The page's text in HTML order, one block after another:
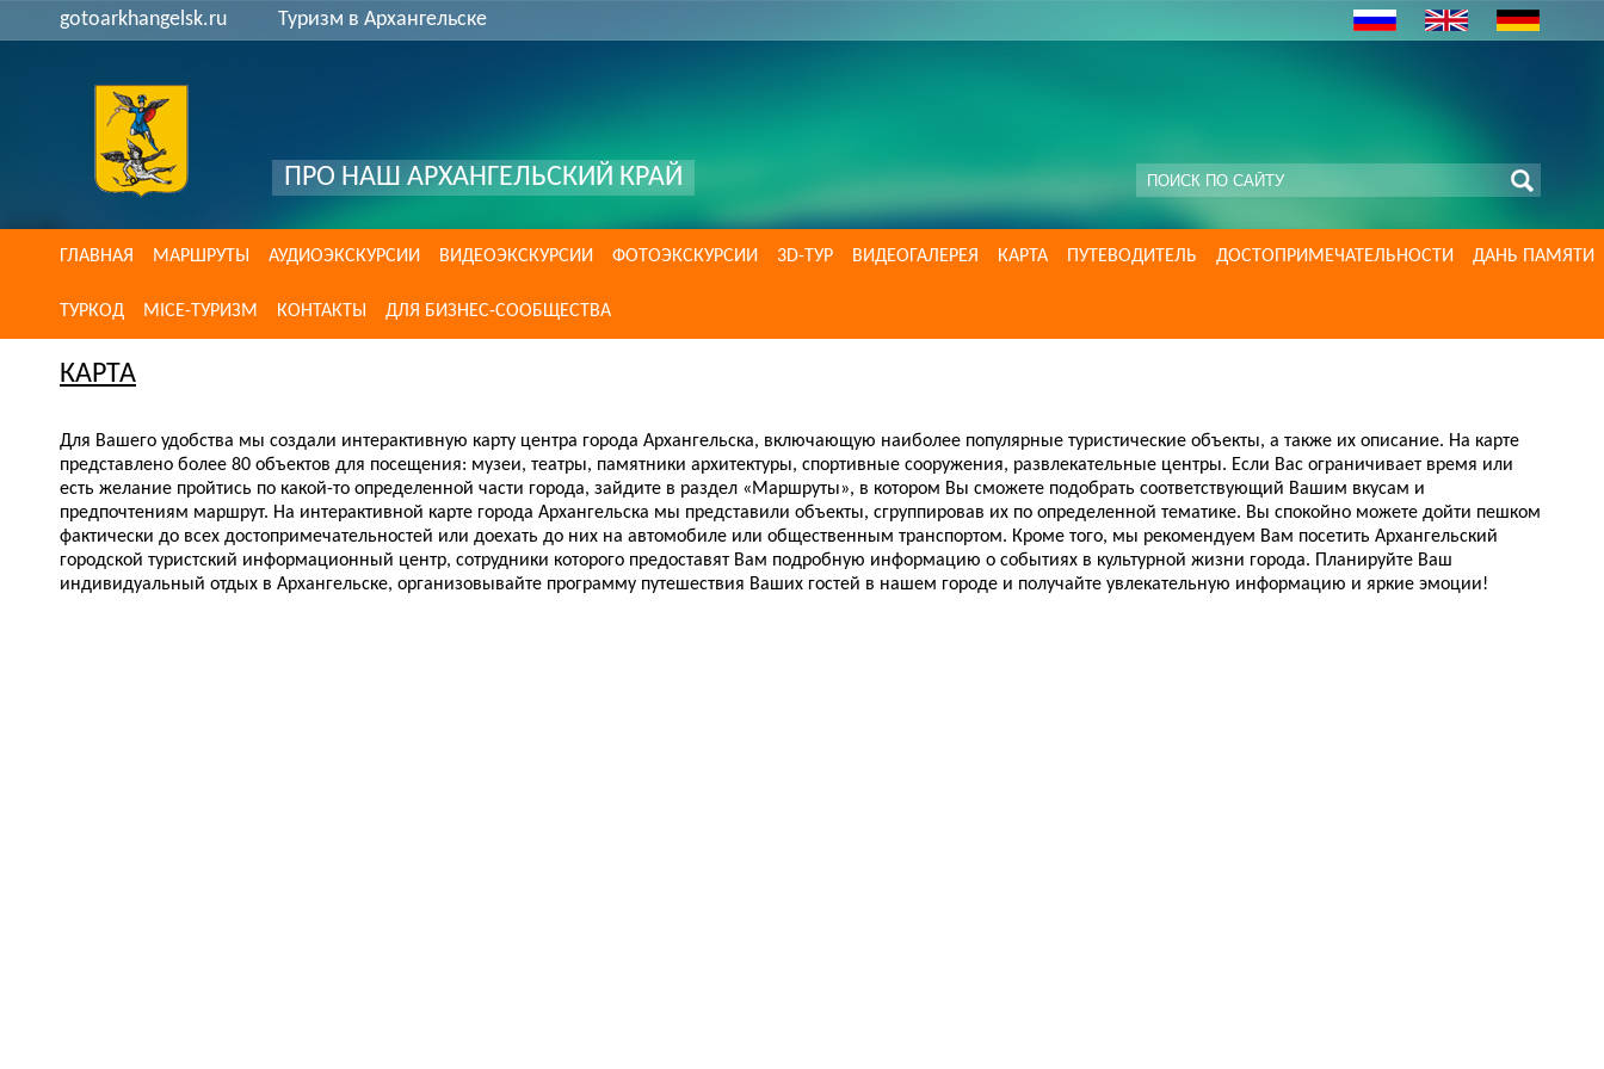
gotoarkhangelsk.ru Туризм в Архангельске
ПРО НАШ АРХАНГЕЛЬСКИЙ КРАЙ
ГЛАВНАЯ МАРШРУТЫ АУДИОЭКСКУРСИИ ВИДЕОЭКСКУРСИИ ФОТОЭКСКУРСИИ 3D-ТУР ВИДЕОГАЛЕРЕЯ КАРТА ПУТЕВОДИТЕЛЬ ДОСТОПРИМЕЧАТЕЛЬНОСТИ ДАНЬ ПАМЯТИ
ТУРКОД MICE-ТУРИЗМ КОНТАКТЫ ДЛЯ БИЗНЕС-СООБЩЕСТВА
КАРТА
Для Вашего удобства мы создали интерактивную карту центра города Архангельска, включающую наиболее популярные туристические объекты, а также их описание. На карте
представлено более 80 объектов для посещения: музеи, театры, памятники архитектуры, спортивные сооружения, развлекательные центры. Если Вас ограничивает время или
есть желание пройтись по какой-то определенной части города, зайдите в раздел «Маршруты», в котором Вы сможете подобрать соответствующий Вашим вкусам и
предпочтениям маршрут. На интерактивной карте города Архангельска мы представили объекты, сгруппировав их по определенной тематике. Вы спокойно можете дойти пешком
фактически до всех достопримечательностей или доехать до них на автомобиле или общественным транспортом. Кроме того, мы рекомендуем Вам посетить Архангельский
городской туристский информационный центр, сотрудники которого предоставят Вам подробную информацию о событиях в культурной жизни города. Планируйте Ваш
индивидуальный отдых в Архангельске, организовывайте программу путешествия Ваших гостей в нашем городе и получайте увлекательную информацию и яркие эмоции!